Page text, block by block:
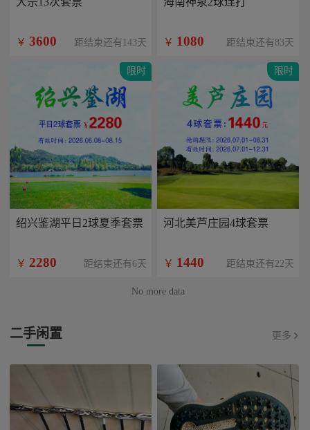
￥ 3600 距结束还有143天 ￥ 1080 距结束还有83天
限时
绍兴鉴湖平日2球夏季套票
￥ 2280 距结束还有6天
限时
河北美芦庄园4球套票
￥ 1440 距结束还有22天
No more data
二手闲置 更多